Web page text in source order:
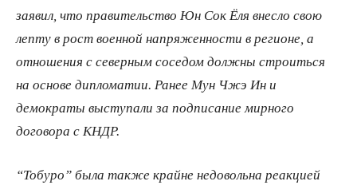
заявил, что правительство Юн Сок Ёля внесло свою
лепту в рост военной напряженности в регионе, а
отношения с северным соседом должны строиться
на основе дипломатии. Ранее Мун Чжэ Ин и
демократы выступали за подписание мирного
договора с КНДР.
“Тобуро” была также крайне недовольна реакцией